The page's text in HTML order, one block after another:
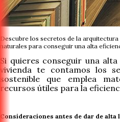
Descubre los secretos de la
naturales para conseguir una alta
Si quieres conseguir una
vivienda te contamos los
sostenible que emplea
recursos útiles para la
Consideraciones antes de dar de alta